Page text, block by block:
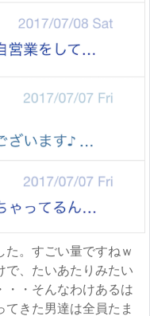
た。すごい量ですねｗ
で、たいあたりみたい
・・そんなわけあるは
きた男達は全員たま